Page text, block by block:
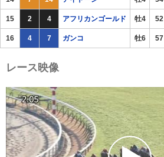
15 2 4 アフリカンゴールド 牡4 52
16 4 7 ガンコ 牡6 57
レース映像